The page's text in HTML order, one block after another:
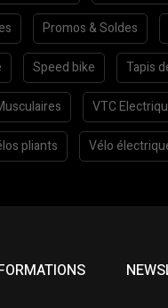
Promos & Soldes
Speed bike Tapis
VTC
pliants Vélo